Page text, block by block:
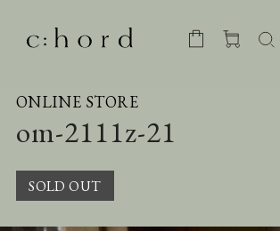
ONLINE STORE
om-2111z-21